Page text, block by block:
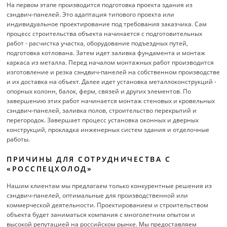
На первом этапе производится подготовка проекта здания из
сэндвич-панелей. Это адаптация типового проекта или
индивидуальное проектирование под требования заказчика. Сам
процесс строительства объекта начинается с подготовительных
работ - расчистка участка, оборудование подъездных путей,
подготовка котлована. Затем идет заливка фундамента и монтаж
каркаса из металла. Перед началом монтажных работ производится
изготовление и резка сэндвич-панелей на собственном производстве
и их доставка на объект. Далее идет установка металлоконструкций -
опорных колонн, балок, ферм, связей и других элементов. По
завершению этих работ начинается монтаж стеновых и кровельных
сэндвич-панелей, заливка полов, строительство перекрытий и
перегородок. Завершает процесс установка оконных и дверных
конструкций, прокладка инженерных систем здания и отделочные
работы.
ПРИЧИНЫ ДЛЯ СОТРУДНИЧЕСТВА С
«РОССПЕЦХОЛОД»
Нашим клиентам мы предлагаем только конкурентные решения из
сэндвич-панелей, оптимальные для производственной или
коммерческой деятельности. Проектированием и строительством
объекта будет заниматься компания с многолетним опытом и
высокой репутацией на российском рынке. Мы предоставляем